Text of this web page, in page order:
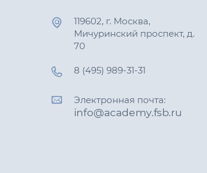
119602, г. Москва,
Мичуринский проспект, д.
70
8 (495) 989-31-31
Электронная почта: